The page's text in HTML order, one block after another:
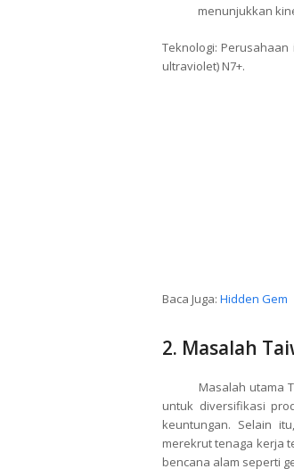
menunjukkan
Teknologi:
ultraviolet) N7+.
Baca Juga: Hidden Gem
2. Masalah
Masalah utama
untuk diversifikasi
keuntungan. Selain
merekrut tenaga kerja
bencana alam seperti